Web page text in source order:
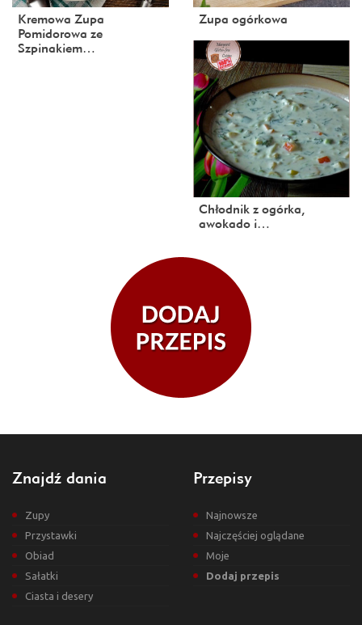
Kremowa Zupa
Pomidorowa ze
Szpinakiem…
Zupa ogórkowa
Chłodnik z ogórka,
awokado i…
Znajdź dania
Zupy
Przystawki
Obiad
Sałatki
Ciasta i desery
Przepisy
Najnowsze
Najczęściej oglądane
Moje
Dodaj przepis